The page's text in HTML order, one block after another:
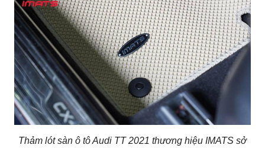
Thảm lót sàn ô tô Audi TT 2021 thương hiệu IMATS sở